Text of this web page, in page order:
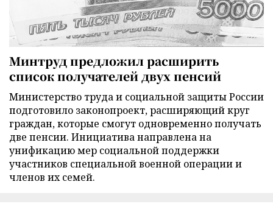
Минтруд предложил расширить
список получателей двух пенсий
Министерство труда и социальной защиты России
подготовило законопроект, расширяющий круг
граждан, которые смогут одновременно получать
две пенсии. Инициатива направлена на
унификацию мер социальной поддержки
участников специальной военной операции и
членов их семей.